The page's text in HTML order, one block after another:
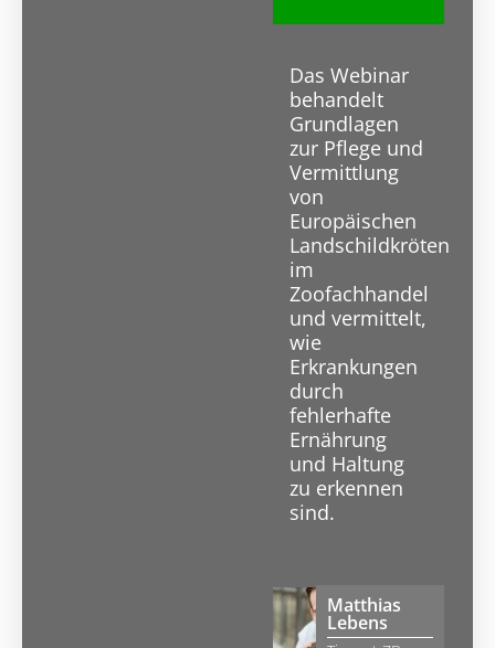
Das Webinar
behandelt
Grundlagen
zur Pflege und
Vermittlung
von
Europäischen
Landschildkröten
im
Zoofachhandel
und vermittelt,
wie
Erkrankungen
durch
fehlerhafte
Ernährung
und Haltung
zu erkennen
sind.
Matthias
Lebens